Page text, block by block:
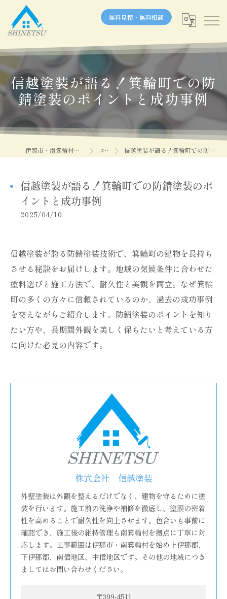
無料見積・無料相談
信越塗装が語る！箕輪町での防
錆塗装のポイントと成功事例
伊那市・南箕輪村の塗装なら信越塗装 コラム 信越塗装が語る！箕輪町での防錆塗装のポイントと成功事例
信越塗装が語る！箕輪町での防錆塗装のポ
イントと成功事例
2025/04/10
信越塗装が誇る防錆塗装技術で、箕輪町の建物を長持ち
させる秘訣をお届けします。地域の気候条件に合わせた
塗料選びと施工方法で、耐久性と美観を両立。なぜ箕輪
町の多くの方々に信頼されているのか、過去の成功事例
を交えながらご紹介します。防錆塗装のポイントを知り
たい方や、長期間外観を美しく保ちたいと考えている方
に向けた必見の内容です。
株式会社 信越塗装
外壁塗装は外観を整えるだけでなく、建物を守るために塗
装を行います。施工前の洗浄や補修を徹底し、塗膜の密着
性を高めることで耐久性を向上させます。色合いも事前に
確認でき、施工後の維持管理も南箕輪村を拠点に丁寧に対
応します。工事範囲は伊那市・南箕輪村を始め上伊那郡、
下伊那郡、南信地区、中信地区です。その他の地域につき
ましてはお問い合わせください。
〒399-4511